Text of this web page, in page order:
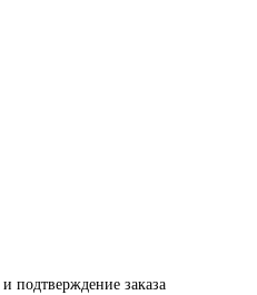
и подтверждение заказа